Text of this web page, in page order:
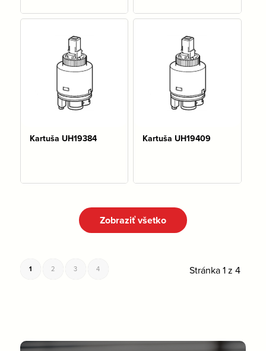
Kartuša UH19384 Kartuša UH19409
Zobraziť všetko
Stránka 1 z 4
1 2 3 4